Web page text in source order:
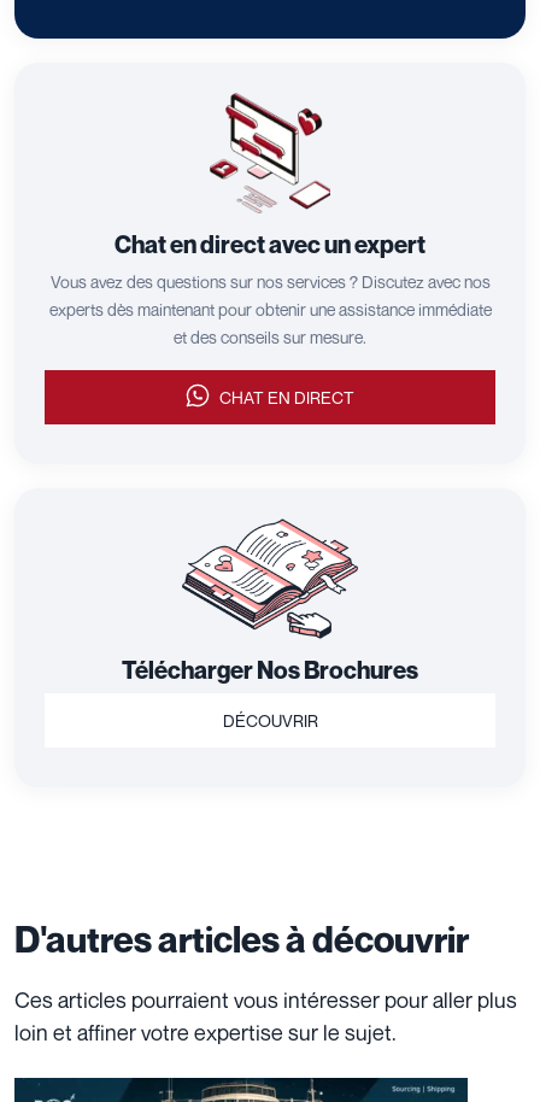
Chat en direct avec un expert
Vous avez des questions sur nos services ? Discutez avec nos
experts dès maintenant pour obtenir une assistance immédiate
et des conseils sur mesure.
CHAT EN DIRECT
Télécharger Nos Brochures
DÉCOUVRIR
D'autres articles à découvrir
Ces articles pourraient vous intéresser pour aller plus
loin et affiner votre expertise sur le sujet.